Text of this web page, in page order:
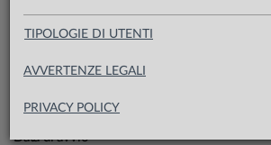
TIPOLOGIE DI UTENTI
AVVERTENZE LEGALI
PRIVACY POLICY
Linea
Sistema
Macrocategoria
Domicilio
Data di avvio